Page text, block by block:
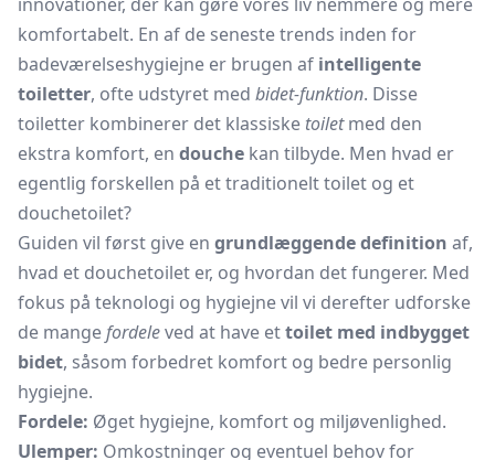
komfortabelt. En af de seneste trends inden for
badeværelseshygiejne er brugen af intelligente
toiletter, ofte udstyret med bidet-funktion. Disse
toiletter kombinerer det klassiske toiletmed den
ekstra komfort, en douche kan tilbyde. Men hvad er
egentlig forskellen på et traditionelt toilet og et
douchetoilet?
Guiden vil først give en grundlæggende definition af,
hvad et douchetoilet er, og hvordan det fungerer. Med
fokus på teknologi og hygiejne vil vi derefter udforske
de mangefordeleved at have ettoilet med indbygget
bidet, såsom forbedret komfort og bedre personlig
hygiejne.
Fordele: Øget hygiejne, komfort og miljøvenlighed.
Ulemper: Omkostninger og eventuel behov for